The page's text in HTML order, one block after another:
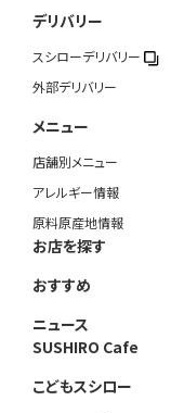
デリバリー
スシローデリバリー
外部デリバリー
メニュー
店舗別メニュー
アレルギー情報
原料原産地情報
お店を探す
おすすめ
ニュース
SUSHIRO Cafe
こどもスシロー